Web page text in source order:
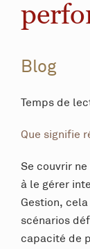
Blog
Temps de
Que signifie
Se couvrir
à le gérer
Gestion,
scénarios
capacité de